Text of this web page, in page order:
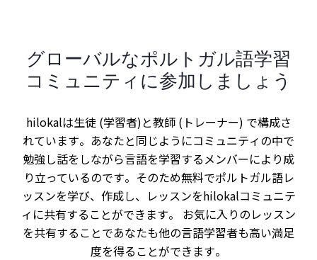
グローバルなポルトガル語学習
コミュニティに参加しましょう
hilokalは生徒 (学習者)と教師 (トレーナー) で構成さ
れています。あなたと同じようにコミュニティの中で
勉強し話をしながら言語を学習するメンバーにより成
り立っているのです。そのため無料でポルトガル語レ
ッスンを学び、作成し、レッスンをhilokalコミュニテ
ィに共有することができます。 お気に入りのレッスン
を共有することであなたも他の言語学習者も高い満足
度を得ることができます。